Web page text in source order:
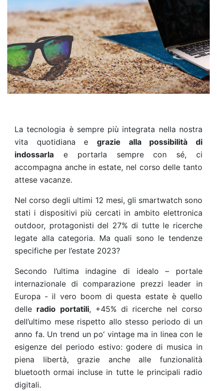
La tecnologia è sempre più integrata nella nostra
vita quotidiana e grazie alla possibilità di
indossarla e portarla sempre con sé, ci
accompagna anche in estate, nel corso delle tanto
attese vacanze.
Nel corso degli ultimi 12 mesi, gli smartwatch sono
stati i dispositivi più cercati in ambito elettronica
outdoor, protagonisti del 27% di tutte le ricerche
legate alla categoria. Ma quali sono le tendenze
specifiche per l’estate 2023?
Secondo l’ultima indagine di idealo – portale
internazionale di comparazione prezzi leader in
Europa - il vero boom di questa estate è quello
delle radio portatili, +45% di ricerche nel corso
dell’ultimo mese rispetto allo stesso periodo di un
anno fa. Un trend un po’ vintage ma in linea con le
esigenze del periodo estivo: godere di musica in
piena libertà, grazie anche alle funzionalità
bluetooth ormai incluse in tutte le principali radio
digitali.